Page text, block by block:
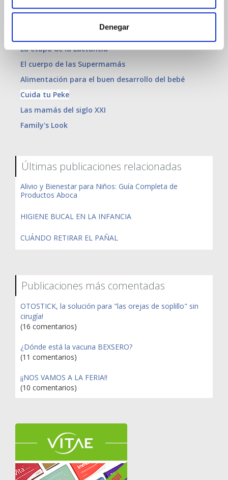
Denegar
SUPER MAMÁS
La etapa de la Lactancia
El cuerpo de las Supermamás
Alimentación para el buen desarrollo del bebé
Cuida tu Peke
Las mamás del siglo XXI
Family's Look
Últimas publicaciones relacionadas
Alivio y Bienestar para Niños: Guía Completa de
Productos Aboca
HIGIENE BUCAL EN LA INFANCIA
CUÁNDO RETIRAR EL PAÑAL
Publicaciones más comentadas
OTOSTICK, la solución para "las orejas de soplillo" sin
cirugía!
(16 comentarios)
¿Dónde está la vacuna BEXSERO?
(11 comentarios)
¡¡NOS VAMOS A LA FERIA!!
(10 comentarios)